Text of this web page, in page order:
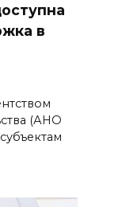
в
(АНО